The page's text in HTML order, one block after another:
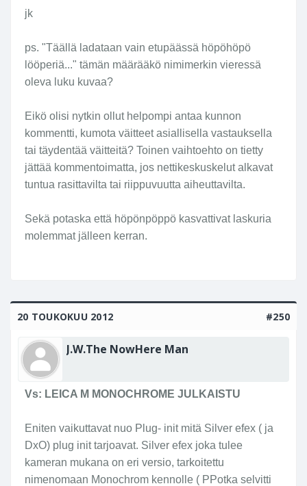
jk
ps. "Täällä ladataan vain etupäässä höpöhöpö
lööperiä..." tämän määrääkö nimimerkin vieressä
oleva luku kuvaa?
Eikö olisi nytkin ollut helpompi antaa kunnon
kommentti, kumota väitteet asiallisella vastauksella
tai täydentää väitteitä? Toinen vaihtoehto on tietty
jättää kommentoimatta, jos nettikeskuskelut alkavat
tuntua rasittavilta tai riippuvuutta aiheuttavilta.
Sekä potaska että höpönpöppö kasvattivat laskuria
molemmat jälleen kerran.
20 TOUKOKUU 2012 #250
J.W.The NowHere Man
Vs: LEICA M MONOCHROME JULKAISTU
Eniten vaikuttavat nuo Plug- init mitä Silver efex ( ja
DxO) plug init tarjoavat. Silver efex joka tulee
kameran mukana on eri versio, tarkoitettu
nimenomaan Monochrom kennolle ( PPotka selvitti